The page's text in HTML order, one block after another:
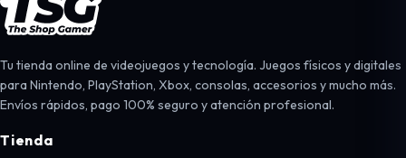
Tu tienda online de videojuegos y tecnología. Juegos físicos y digitales
para Nintendo, PlayStation, Xbox, consolas, accesorios y mucho más.
Envíos rápidos, pago 100% seguro y atención profesional.
Tienda